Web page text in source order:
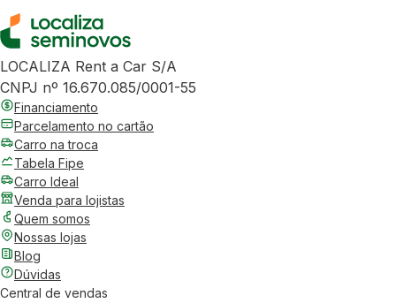
LOCALIZA Rent a Car S/A
CNPJ nº 16.670.085/0001-55
Financiamento
Parcelamento no cartão
Carro na troca
Tabela Fipe
Carro Ideal
Venda para lojistas
Quem somos
Nossas lojas
Blog
Dúvidas
Central de vendas